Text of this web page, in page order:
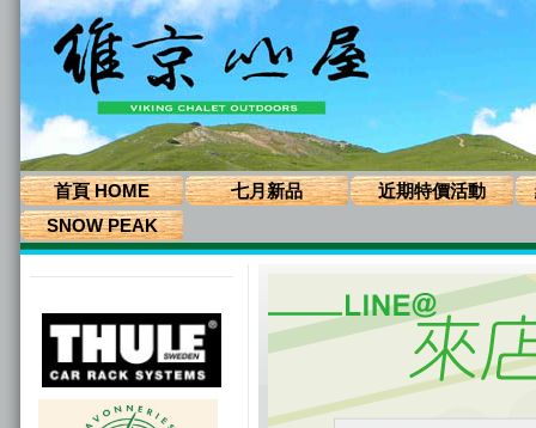
首頁 HOME 七月新品 近期特價活動
SNOW PEAK